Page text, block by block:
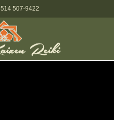
514 507-9422